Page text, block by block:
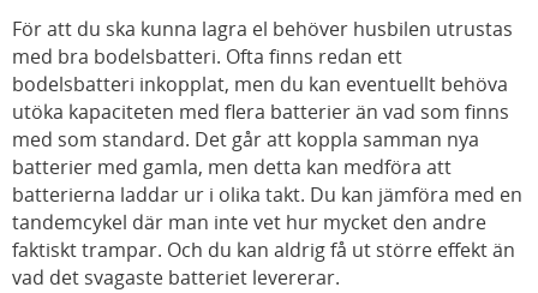
För att du ska kunna lagra el behöver husbilen utrustas
med bra bodelsbatteri. Ofta finns redan ett
bodelsbatteri inkopplat, men du kan eventuellt behöva
utöka kapaciteten med flera batterier än vad som finns
med som standard. Det går att koppla samman nya
batterier med gamla, men detta kan medföra att
batterierna laddar ur i olika takt. Du kan jämföra med en
tandemcykel där man inte vet hur mycket den andre
faktiskt trampar. Och du kan aldrig få ut större effekt än
vad det svagaste batteriet levererar.